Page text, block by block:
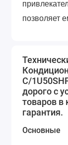
позволяет
блок также
в
уровень -
соседям.
C/
дорого с
товаров в
гарантия.
Основные